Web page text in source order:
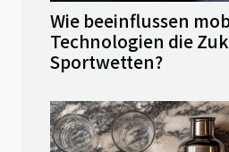
Wie beeinflussen
Technologien die
Sportwetten?